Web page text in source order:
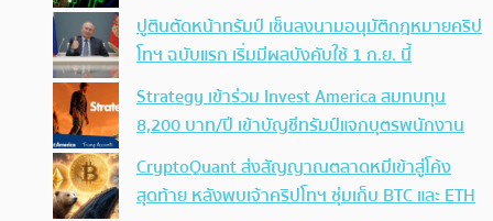
ปูตินตัดหน้าทรัมป์ เซ็นลงนามอนุมัติกฎหมายคริป
โทฯ ฉบับแรก เริ่มมีผลบังคับใช้ 1 ก.ย. นี้
Strategy เข้าร่วม Invest America สมทบทุน
8,200 บาท/ปี เข้าบัญชีทรัมป์แจกบุตรพนักงาน
CryptoQuant ส่งสัญญาณตลาดหมีเข้าสู่โค้ง
สุดท้าย หลังพบเจ้าคริปโทฯ ซุ่มเก็บ BTC และ ETH